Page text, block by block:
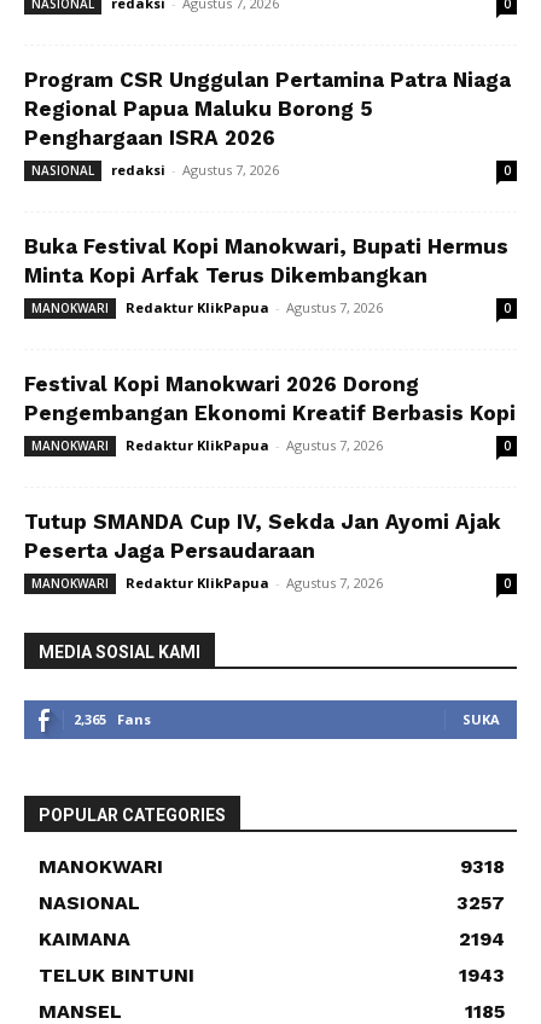
NASIONAL 0
Program CSR Unggulan Pertamina Patra Niaga
Regional Papua Maluku Borong 5
Penghargaan ISRA 2026
NASIONAL redaksi - Agustus 7, 2026 0
Buka Festival Kopi Manokwari, Bupati Hermus
Minta Kopi Arfak Terus Dikembangkan
MANOKWARI Redaktur KlikPapua - Agustus 7, 2026 0
Festival Kopi Manokwari 2026 Dorong
Pengembangan Ekonomi Kreatif Berbasis Kopi
MANOKWARI Redaktur KlikPapua - Agustus 7, 2026 0
Tutup SMANDA Cup IV, Sekda Jan Ayomi Ajak
Peserta Jaga Persaudaraan
MANOKWARI Redaktur KlikPapua - Agustus 7, 2026 0
MEDIA SOSIAL KAMI
2,365 Fans SUKA
POPULAR CATEGORIES
MANOKWARI
9318
NASIONAL
3257
KAIMANA
2194
TELUK BINTUNI
1943
MANSEL
1185